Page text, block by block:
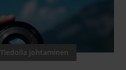
johtaminen